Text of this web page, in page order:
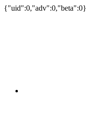
{"uid":0,"adv":0,"beta":0}